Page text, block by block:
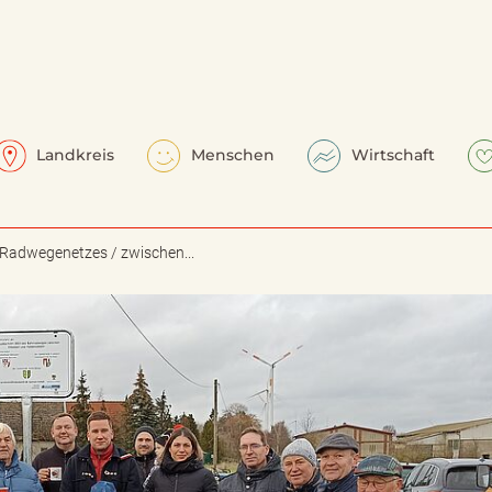
Landkreis Menschen Wirtschaft
/ zwischen...